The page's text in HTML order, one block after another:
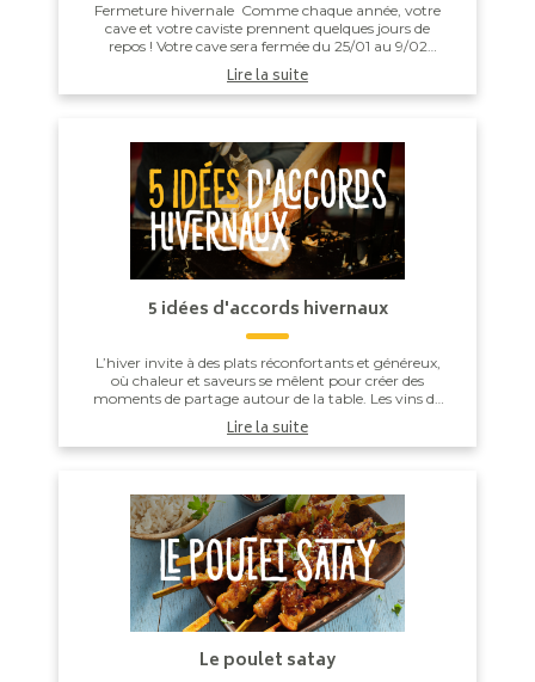
Fermeture hivernale Comme chaque année, votre
cave et votre caviste prennent quelques jours de
repos ! Votre cave sera fermée du 25/01 au 9/02
inclus. On se retrouve avec beaucoup de...
Lire la suite
5 idées d'accords hivernaux
L’hiver invite à des plats réconfortants et généreux,
où chaleur et saveurs se mêlent pour créer des
moments de partage autour de la table. Les vins de
Lire la suite
Le poulet satay